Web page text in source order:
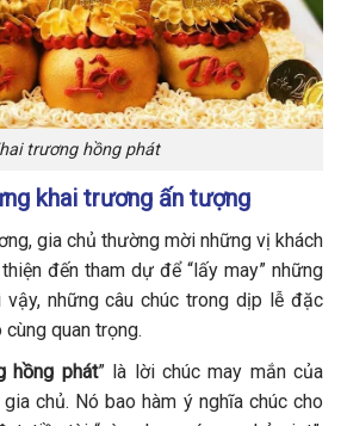
trương hồng phát
khai trương ấn tượng
gia chủ thường mời những vị khách
đến tham dự để “lấy may” những
vậy, những câu chúc trong dịp lễ đặc
quan trọng.
hồng phát” là lời chúc may mắn của
chủ. Nó bao hàm ý nghĩa chúc cho